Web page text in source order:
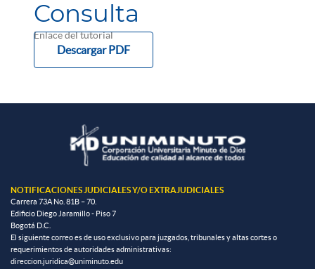
Consulta
Enlace del tutorial
Descargar PDF
NOTIFICACIONES JUDICIALES Y/O EXTRAJUDICIALES
Carrera 73A No. 81B – 70.
Edificio Diego Jaramillo - Piso 7
Bogotá D.C.
El siguiente correo es de uso exclusivo para juzgados, tribunales y altas cortes o
requerimientos de autoridades administrativas:
direccion.juridica@uniminuto.edu